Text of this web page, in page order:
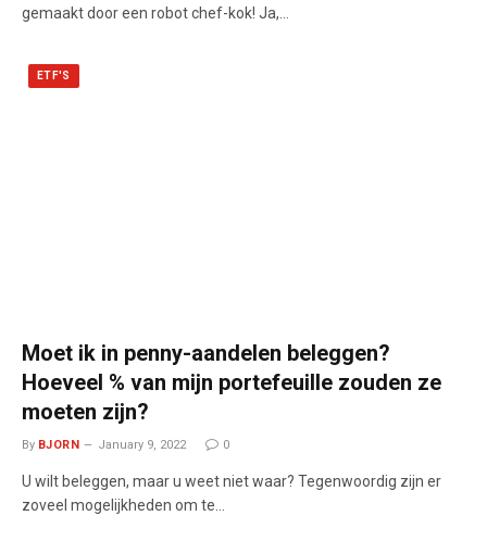
gemaakt door een robot chef-kok! Ja,…
ETF'S
Moet ik in penny-aandelen beleggen?
Hoeveel % van mijn portefeuille zouden ze
moeten zijn?
By BJORN January 9, 2022 0
U wilt beleggen, maar u weet niet waar? Tegenwoordig zijn er
zoveel mogelijkheden om te…